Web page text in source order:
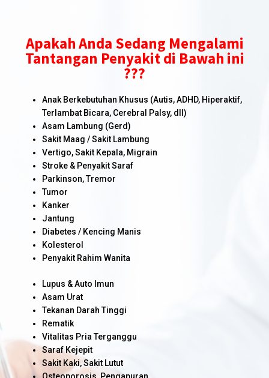
Apakah Anda Sedang Mengalami
Tantangan Penyakit di Bawah ini
???
Anak Berkebutuhan Khusus (Autis, ADHD, Hiperaktif,
Terlambat Bicara, Cerebral Palsy, dll)
Asam Lambung (Gerd)
Sakit Maag / Sakit Lambung
Vertigo, Sakit Kepala, Migrain
Stroke & Penyakit Saraf
Parkinson, Tremor
Tumor
Kanker
Jantung
Diabetes / Kencing Manis
Kolesterol
Penyakit Rahim Wanita
Lupus & Auto Imun
Asam Urat
Tekanan Darah Tinggi
Rematik
Vitalitas Pria Terganggu
Saraf Kejepit
Sakit Kaki, Sakit Lutut